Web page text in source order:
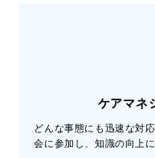
ケアマネ
どんな事態にも迅速な対
会に参加し、知識の向上